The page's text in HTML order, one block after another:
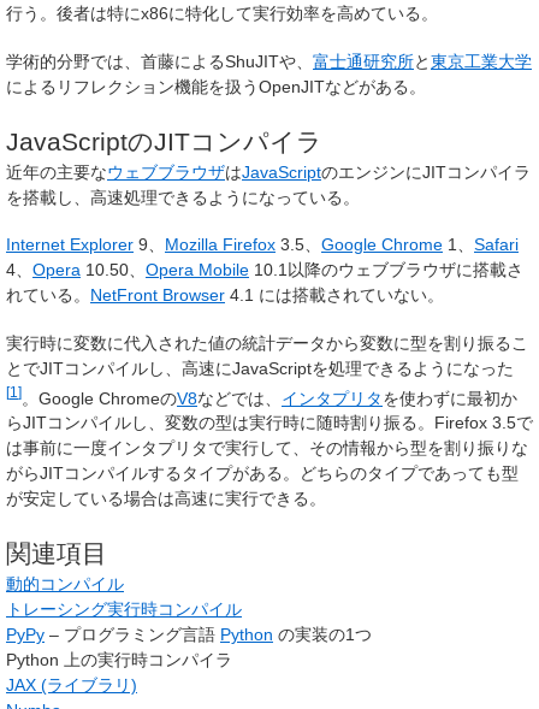
行う。後者は特にx86に特化して実行効率を高めている。
学術的分野では、首藤によるShuJITや、 富士通研究所と東京工業大学
によるリフレクション機能を扱うOpenJITなどがある。
JavaScriptのJITコンパイラ
近年の主要なウェブブラウザはJavaScriptのエンジンにJITコンパイラ
を搭載し、高速処理できるようになっている。
Internet Explorer 9、 Mozilla Firefox 3.5、 Google Chrome 1、 Safari
4、 Opera 10.50、 Opera Mobile 10.1以降のウェブブラウザに搭載さ
れている。 NetFront Browser 4.1 には搭載されていない。
実行時に変数に代入された値の統計データから変数に型を割り振るこ
とでJITコンパイルし、高速にJavaScriptを処理できるようになった
[1 ]。Google ChromeのV8などでは、 インタプリタを使わずに最初か
らJITコンパイルし、変数の型は実行時に随時割り振る。Firefox 3.5で
は事前に一度インタプリタで実行して、その情報から型を割り振りな
がらJITコンパイルするタイプがある。どちらのタイプであっても型
が安定している場合は高速に実行できる。
関連項目
動的コンパイル
トレーシング実行時コンパイル
PyPy – プログラミング言語 Python の実装の1つ
Python 上の実行時コンパイラ
JAX (ライブラリ)